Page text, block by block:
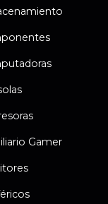
Gamer